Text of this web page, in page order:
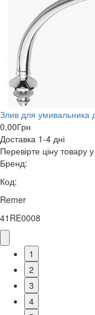
Злив для умивальника
0,00Грн
Доставка 1-4 дні
Перевірте ціну товару
Бренд:
Код:
Remer
41RE0008
1
2
3
4